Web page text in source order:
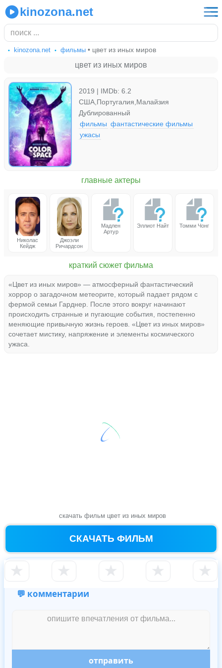
kinozona.net
kinozona.net фильмы • цвет из иных миров
цвет из иных миров
2019 | IMDb: 6.2
США,Португалия,Малайзия
Дублированный
фильмы фантастические фильмы
ужасы
главные актеры
Николас
Кейдж
Джоэли
Ричардсон
Мадлен
Артур
Эллиот Найт Томми Чонг
краткий сюжет фильма
«Цвет из иных миров» — атмосферный фантастический
хоррор о загадочном метеорите, который падает рядом с
фермой семьи Гарднер. После этого вокруг начинают
происходить странные и пугающие события, постепенно
меняющие привычную жизнь героев. «Цвет из иных миров»
сочетает мистику, напряжение и элементы космического
ужаса.
скачать фильм цвет из иных миров
СКАЧАТЬ ФИЛЬМ
★ ★ ★ ★ ★
💬 комментарии
отправить